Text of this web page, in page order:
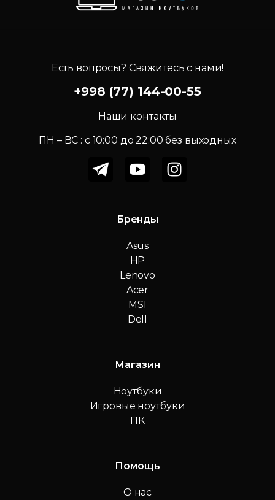
Есть вопросы? Свяжитесь с нами!
+998 (77) 144-00-55
Наши контакты
ПН – ВС : c 10:00 до 22:00 без выходных
Бренды
Asus
HP
Lenovo
Acer
MSI
Dell
Магазин
Ноутбуки
Игровые ноутбуки
ПК
Помощь
О нас